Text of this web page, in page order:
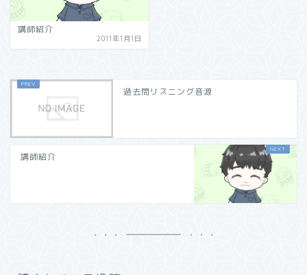
講師紹介
2011年1月1日
過去問リスニング音源
講師紹介